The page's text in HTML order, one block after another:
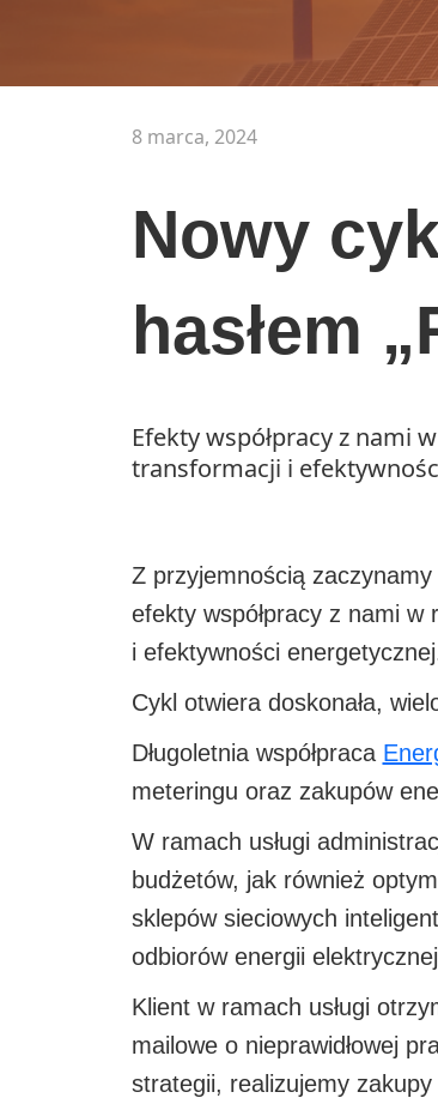
8 marca, 2024
Nowy
hasłem
Efekty współpracy z nami
transformacji i
Z przyjemnością
efekty współpracy z nami
i efektywności
Cykl otwiera doskonała,
Długoletnia współpraca
meteringu oraz zakupów
W ramach usługi
budżetów, jak również
sklepów sieciowych
odbiorów energii
Klient w ramach usługi
mailowe o nieprawidłowej
strategii, realizujemy zakupy